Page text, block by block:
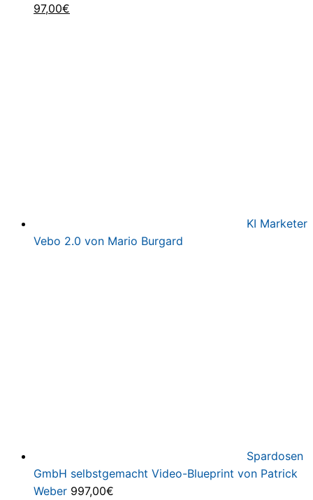
Ursprünglicher
97,00€
KI Marketer
Vebo 2.0 von Mario Burgard
Spardosen
GmbH selbstgemacht Video-Blueprint von Patrick
Weber 997,00€